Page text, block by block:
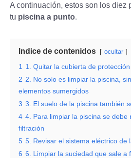
A continuación, estos son los diez
tu piscina a punto.
Indice de contenidos ocultar
1
1. Quitar la cubierta de
2 2. No solo es limpiar la piscina,
elementos sumergidos
3 3. El suelo de la piscina también
4 4. Para limpiar la piscina se debe
filtración
5 5. Revisar el sistema eléctrico de
6 6. Limpiar la suciedad que sale a